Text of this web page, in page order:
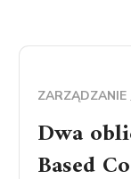
ZARZĄDZANIE
Dwa
Based